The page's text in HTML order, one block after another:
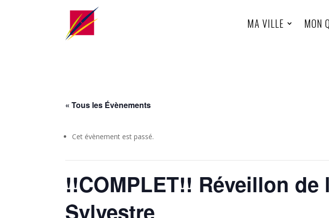
MA VILLE MON
« Tous les Évènements
Cet évènement est passé.
!!COMPLET!! Réveillon de
Sylvestre